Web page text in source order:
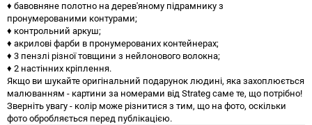
♦ бавовняне полотно на дерев'яному підрамнику з
пронумерованими контурами;
♦ контрольний аркуш;
♦ акрилові фарби в пронумерованих контейнерах;
♦ 3 пензлі різної товщини з нейлонового волокна;
♦ 2 настінних кріплення.
Якщо ви шукайте оригінальний подарунок людині, яка захоплюється
малюванням - картини за номерами від Strateg саме те, що потрібно!
Зверніть увагу - колір може різнитися з тим, що на фото, оскільки
фото обробляється перед публікацією.